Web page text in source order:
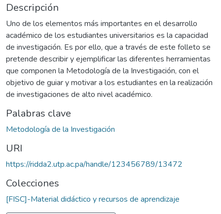
Descripción
Uno de los elementos más importantes en el desarrollo
académico de los estudiantes universitarios es la capacidad
de investigación. Es por ello, que a través de este folleto se
pretende describir y ejemplificar las diferentes herramientas
que componen la Metodología de la Investigación, con el
objetivo de guiar y motivar a los estudiantes en la realización
de investigaciones de alto nivel académico.
Palabras clave
Metodología de la Investigación
URI
https://ridda2.utp.ac.pa/handle/123456789/13472
Colecciones
[FISC]-Material didáctico y recursos de aprendizaje